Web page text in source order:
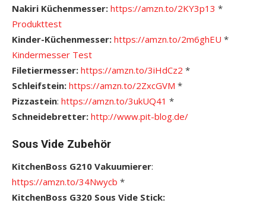
Nakiri Küchenmesser: https://amzn.to/2KY3p13 *
Produkttest
Kinder-Küchenmesser: https://amzn.to/2m6ghEU *
Kindermesser Test
Filetiermesser: https://amzn.to/3iHdCz2 *
Schleifstein: https://amzn.to/2ZxcGVM *
Pizzastein: https://amzn.to/3ukUQ41 *
Schneidebretter: http://www.pit-blog.de/
Sous Vide Zubehör
KitchenBoss G210 Vakuumierer:
https://amzn.to/34Nwycb *
KitchenBoss G320 Sous Vide Stick: